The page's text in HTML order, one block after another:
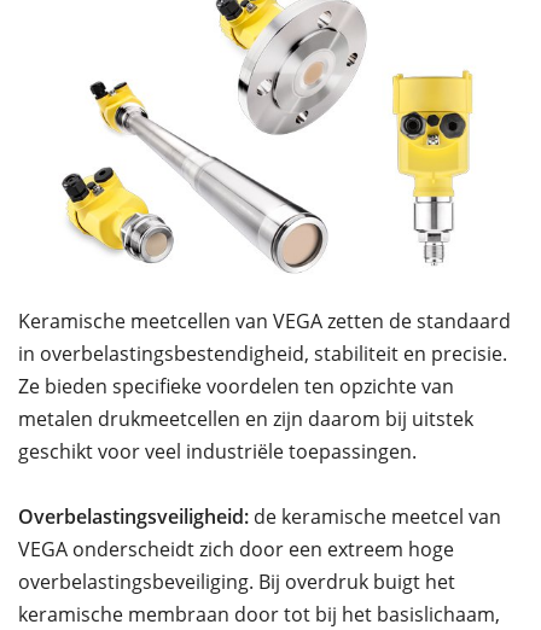
Keramische meetcellen van VEGA zetten de standaard
in overbelastingsbestendigheid, stabiliteit en precisie.
Ze bieden specifieke voordelen ten opzichte van
metalen drukmeetcellen en zijn daarom bij uitstek
geschikt voor veel industriële toepassingen.
Overbelastingsveiligheid: de keramische meetcel van
VEGA onderscheidt zich door een extreem hoge
overbelastingsbeveiliging. Bij overdruk buigt het
keramische membraan door tot bij het basislichaam,